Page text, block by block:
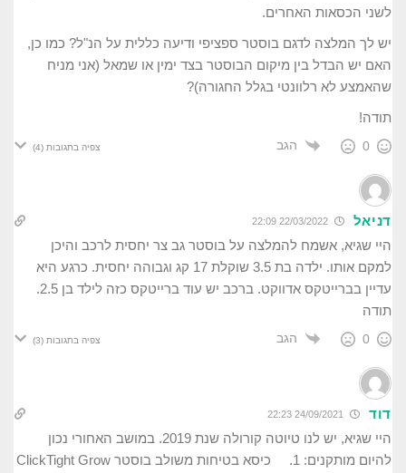
לשני הכסאות האחרים.
יש לך המלצה לדגם בוסטר ספציפי ודיעה כללית על הנ"ל? כמו כן,
האם יש הבדל בין מיקום הבוסטר בצד ימין או שמאל (אני מניח
שהאמצע לא רלוונטי בגלל החגורה)?
תודה!
0 הגב צפיה בתגובות (4)
דניאל 22/03/2022 22:09
היי שגיא, אשמח להמלצה על בוסטר גב צר יחסית לרכב והיכן
למקם אותו. ילדה בת 3.5 שוקלת 17 קג וגבוהה יחסית. כרגע היא
עדיין בברייטקס אדווקט. ברכב יש עוד ברייטקס כזה לילד בן 2.5.
תודה
0 הגב צפיה בתגובות (3)
דוד 24/09/2021 22:23
היי שגיא, יש לנו טיוטה קורולה שנת 2019. במושב האחורי נכון
להיום מותקנים: 1. כיסא בטיחות משולב בוסטר ClickTight Grow